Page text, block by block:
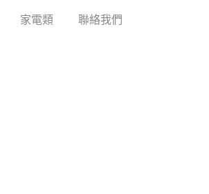
家電類 聯絡我們